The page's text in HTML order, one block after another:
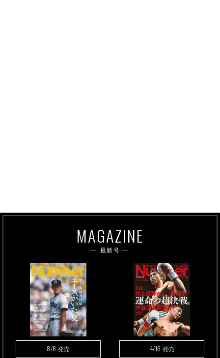
MAGAZINE
最新号
8/6 発売 4/16 発売